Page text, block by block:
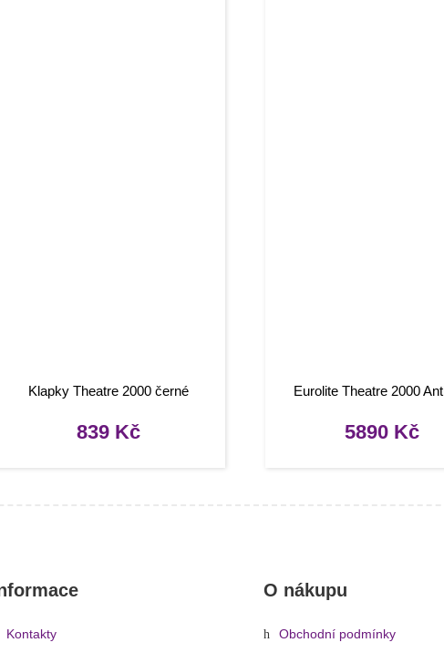
Klapky Theatre 2000 černé
839 Kč
Eurolite Theatre 2000
5890 Kč
Kontakty
O nákupu
Obchodní podmínky